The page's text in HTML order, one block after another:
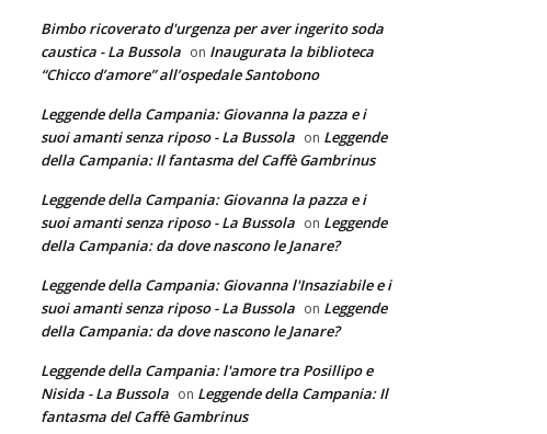
Bimbo ricoverato d'urgenza per aver ingerito soda
caustica - La Bussola on Inaugurata la biblioteca
“Chicco d’amore” all’ospedale Santobono
Leggende della Campania: Giovanna la pazza e i
suoi amanti senza riposo - La Bussola on Leggende
della Campania: Il fantasma del Caffè Gambrinus
Leggende della Campania: Giovanna la pazza e i
suoi amanti senza riposo - La Bussola on Leggende
della Campania: da dove nascono le Janare?
Leggende della Campania: Giovanna l'Insaziabile e i
suoi amanti senza riposo - La Bussola on Leggende
della Campania: da dove nascono le Janare?
Leggende della Campania: l'amore tra Posillipo e
Nisida - La Bussola on Leggende della Campania: Il
fantasma del Caffè Gambrinus